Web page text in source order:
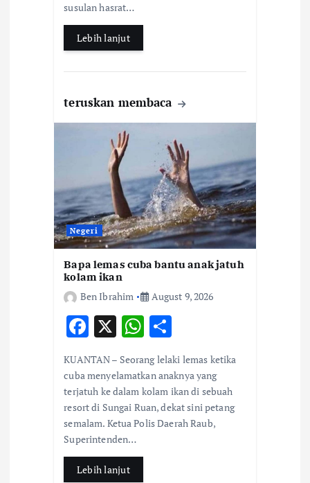
k
susulan hasrat…
Lebih lanjut
teruskan membaca
Negeri
Bapa lemas cuba bantu anak jatuh
kolam ikan
Ben Ibrahim
August 9, 2026
F
ac
e
b
o
o
k
X W
h
at
s
A
h
ar
e
KUANTAN – Seorang lelaki lemas ketika
cuba menyelamatkan anaknya yang
terjatuh ke dalam kolam ikan di sebuah
resort di Sungai Ruan, dekat sini petang
semalam. Ketua Polis Daerah Raub,
Superintenden…
Lebih lanjut